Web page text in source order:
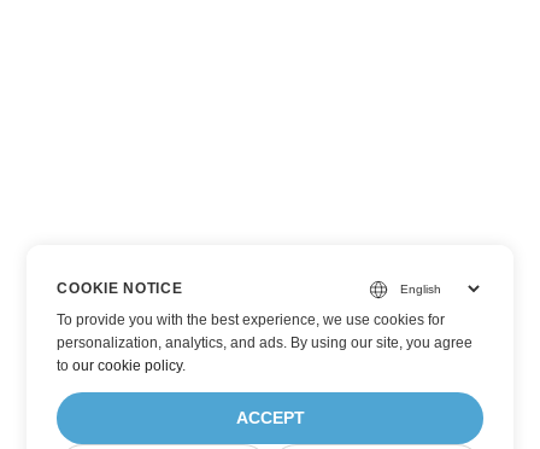
COOKIE NOTICE
To provide you with the best experience, we use cookies for
personalization, analytics, and ads. By using our site, you agree
toour cookie policy.
ACCEPT